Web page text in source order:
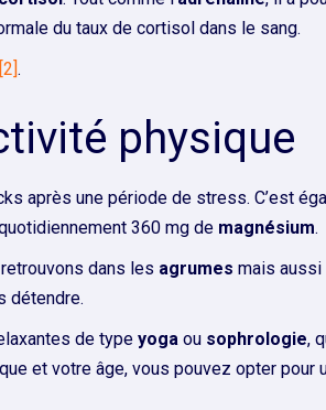
du taux de cortisol dans le sang.
[2].
physique
après une période de stress. C’est
360 mg de magnésium.
dans les agrumes mais aussi
détendre.
de type yoga ou sophrologie,
et votre âge, vous pouvez opter pour